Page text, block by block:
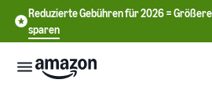
Reduzierte Gebühren für 2026 =
sparen